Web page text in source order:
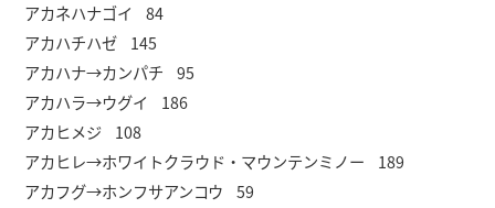
アカネハナゴイ 84
アカハチハゼ 145
アカハナ→カンパチ 95
アカハラ→ウグイ 186
アカヒメジ 108
アカヒレ→ホワイトクラウド・マウンテンミノー 189
アカフグ→ホンフサアンコウ 59